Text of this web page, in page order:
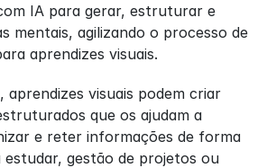
IA para gerar, estruturar e
mentais, agilizando o processo de
aprendizes visuais.
aprendizes visuais podem criar
que os ajudam a
e reter informações de forma
estudar, gestão de projetos ou